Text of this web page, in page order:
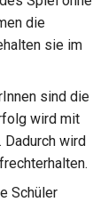
die
sie im
sind die
wird mit
Dadurch wird
Schüler